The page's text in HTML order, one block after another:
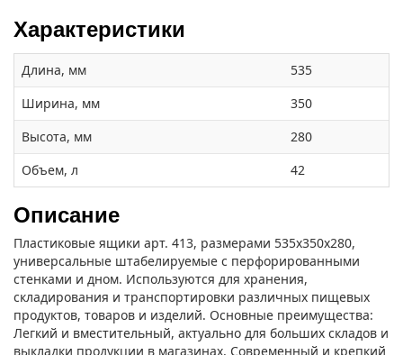
Характеристики
Длина, мм
535
Ширина, мм
350
Высота, мм
280
Объем, л
42
Описание
Пластиковые ящики арт. 413, размерами 535х350х280,
универсальные штабелируемые с перфорированными
стенками и дном. Используются для хранения,
складирования и транспортировки различных пищевых
продуктов, товаров и изделий. Основные преимущества:
Легкий и вместительный, актуально для больших складов и
выкладки продукции в магазинах, Современный и крепкий